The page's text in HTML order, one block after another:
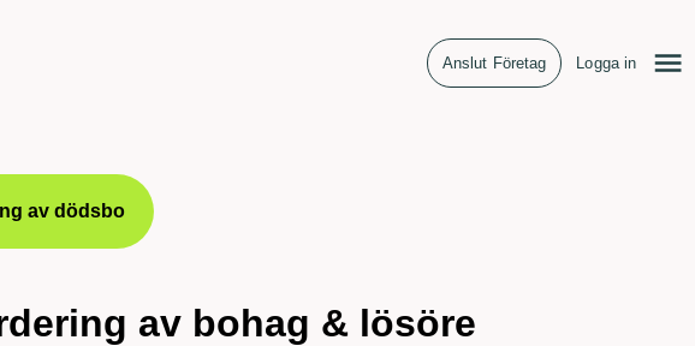
Anslut Företag Logga in
av dödsbo
av bohag & lösöre